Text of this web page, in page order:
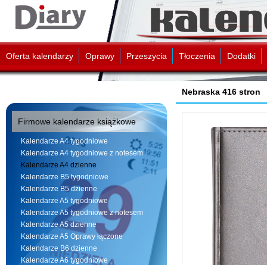
Oferta kalendarzy Oprawy Przeszycia Tłoczenia Dodatki
Firmowe kalendarze książkowe
Kalendarze A4 tygodniowe
Kalendarze A4 tygodniowe z notesem
Kalendarze A4 dzienne
Kalendarze B5 tygodniowe
Kalendarze B5 dzienne
Kalendarze A5 tygodniowe
Kalendarze A5 tygodniowe z notesem
Kalendarze A5 dzienne
Kalendarze A5 Oprawy łączone
Kalendarze B6 dzienne
Kalendarze A6 tygodniowe
Nebraska 416 stron